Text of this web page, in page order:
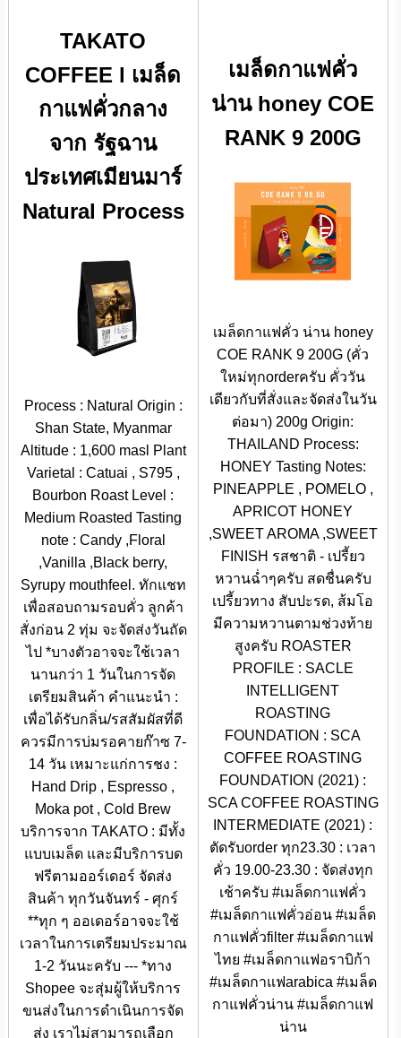
TAKATO
COFFEE l เมล็ด
กาแฟคั่วกลาง
จาก รัฐฉาน
ประเทศเมียนมาร์
Natural Process
Process : Natural Origin :
Shan State, Myanmar
Altitude : 1,600 masl Plant
Varietal : Catuai , S795 ,
Bourbon Roast Level :
Medium Roasted Tasting
note : Candy ,Floral
,Vanilla ,Black berry,
Syrupy mouthfeel. ทักแชท
เพื่อสอบถามรอบคั่ว ลูกค้า
สั่งก่อน 2 ทุ่ม จะจัดส่งวันถัด
ไป *บางตัวอาจจะใช้เวลา
นานกว่า 1 วันในการจัด
เตรียมสินค้า คำแนะนำ :
เพื่อได้รับกลิ่น/รสสัมผัสที่ดี
ควรมีการบ่มรอคายก๊าซ 7-
14 วัน เหมาะแก่การชง :
Hand Drip , Espresso ,
Moka pot , Cold Brew
บริการจาก TAKATO : มีทั้ง
แบบเมล็ด และมีบริการบด
ฟรีตามออร์เดอร์ จัดส่ง
สินค้า ทุกวันจันทร์ - ศุกร์
**ทุก ๆ ออเดอร์อาจจะใช้
เวลาในการเตรียมประมาณ
1-2 วันนะครับ --- *ทาง
Shopee จะสุ่มผู้ให้บริการ
ขนส่งในการดำเนินการจัด
ส่ง เราไม่สามารถเลือก
เมล็ดกาแฟคั่ว
น่าน honey COE
RANK 9 200G
เมล็ดกาแฟคั่ว น่าน honey
COE RANK 9 200G (คั่ว
ใหม่ทุกorderครับ คั่ววัน
เดียวกับที่สั่งและจัดส่งในวัน
ต่อมา) 200g Origin:
THAILAND Process:
HONEY Tasting Notes:
PINEAPPLE , POMELO ,
APRICOT HONEY
,SWEET AROMA ,SWEET
FINISH รสชาติ - เปรี้ยว
หวานฉ่ำๆครับ สดชื่นครับ
เปรี้ยวทาง สับปะรด, ส้มโอ
มีความหวานตามช่วงท้าย
สูงครับ ROASTER
PROFILE : SACLE
INTELLIGENT
ROASTING
FOUNDATION : SCA
COFFEE ROASTING
FOUNDATION (2021) :
SCA COFFEE ROASTING
INTERMEDIATE (2021) :
ตัดรับorder ทุก23.30 : เวลา
คั่ว 19.00-23.30 : จัดส่งทุก
เช้าครับ #เมล็ดกาแฟคั่ว
#เมล็ดกาแฟคั่วอ่อน #เมล็ด
กาแฟคั่วfilter #เมล็ดกาแฟ
ไทย #เมล็ดกาแฟอราบิก้า
#เมล็ดกาแฟarabica #เมล็ด
กาแฟคั่วน่าน #เมล็ดกาแฟ
น่าน